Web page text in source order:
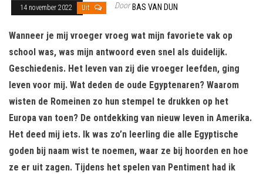
14 november 2022 Uit Door BAS VAN DUN
Wanneer je mij vroeger vroeg wat mijn favoriete vak op
school was, was mijn antwoord even snel als duidelijk.
Geschiedenis. Het leven van zij die vroeger leefden, ging
leven voor mij. Wat deden de oude Egyptenaren? Waarom
wisten de Romeinen zo hun stempel te drukken op het
Europa van toen? De ontdekking van nieuw leven in Amerika.
Het deed mij iets. Ik was zo’n leerling die alle Egyptische
goden bij naam wist te noemen, waar ze bij hoorden en hoe
ze er uit zagen. Tijdens het spelen van Pentiment had ik